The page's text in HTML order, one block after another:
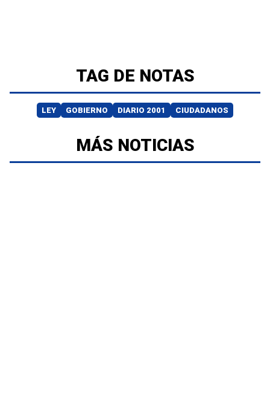
TAG DE NOTAS
LEY GOBIERNO DIARIO 2001 CIUDADANOS
MÁS NOTICIAS